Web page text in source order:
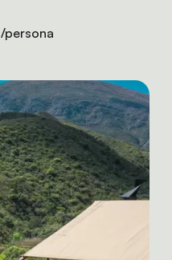
/persona